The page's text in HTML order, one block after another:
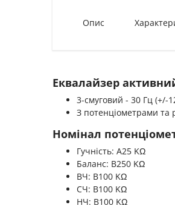
Опис
Еквалайзер
3-смуговий - 30 Гц (+/-
З потенціометрами
Номінал
Гучність: A25 KΩ
Баланс: B250 KΩ
ВЧ: B100 KΩ
СЧ: B100 KΩ
НЧ: B100 KΩ